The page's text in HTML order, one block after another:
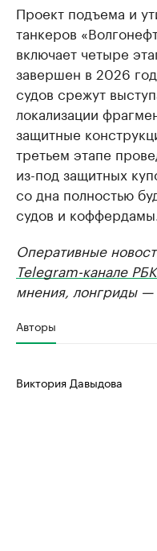
Проект подъема и
танкеров
включает четыре
завершен в 2026
судов срежут
локализации
защитные
третьем этапе
из-под защитных
со дна полностью
судов и коффердамы.
Оперативные
Telegram-канале
мнения, лонгриды —
Авторы
Виктория Давыдова